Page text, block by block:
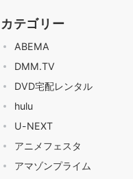
カテゴリー
ABEMA
DMM.TV
DVD宅配レンタル
hulu
U-NEXT
アニメフェスタ
アマゾンプライム